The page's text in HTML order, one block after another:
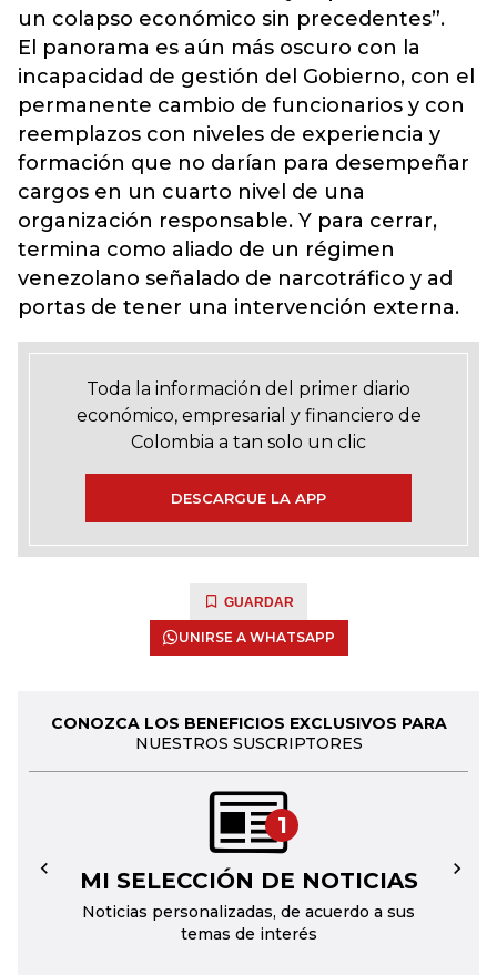
un colapso económico sin precedentes”.
El panorama es aún más oscuro con la
incapacidad de gestión del Gobierno, con el
permanente cambio de funcionarios y con
reemplazos con niveles de experiencia y
formación que no darían para desempeñar
cargos en un cuarto nivel de una
organización responsable. Y para cerrar,
termina como aliado de un régimen
venezolano señalado de narcotráfico y ad
portas de tener una intervención externa.
Toda la información del primer diario
económico, empresarial y financiero de
Colombia a tan solo un clic
DESCARGUE LA APP
GUARDAR
UNIRSE A WHATSAPP
CONOZCA LOS BENEFICIOS EXCLUSIVOS PARA
NUESTROS SUSCRIPTORES
1
MI SELECCIÓN DE NOTICIAS
Noticias personalizadas, de acuerdo a sus
temas de interés
← →